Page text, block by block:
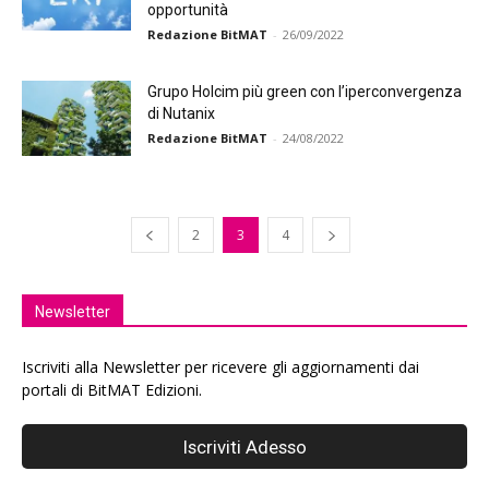
opportunità
Redazione BitMAT - 26/09/2022
Grupo Holcim più green con l’iperconvergenza
di Nutanix
Redazione BitMAT - 24/08/2022
2 3 4
Newsletter
Iscriviti alla Newsletter per ricevere gli aggiornamenti dai
portali di BitMAT Edizioni.